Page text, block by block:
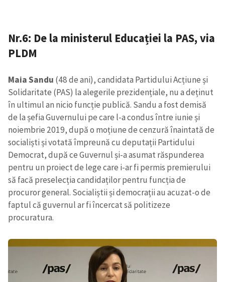
Nr.6: De la ministerul Educației la PAS, via
PLDM
Maia Sandu (48 de ani), candidata Partidului Acțiune și
Solidaritate (PAS) la alegerile prezidențiale, nu a deținut
în ultimul an nicio funcție publică. Sandu a fost demisă
de la șefia Guvernului pe care l-a condus între iunie și
noiembrie 2019, după o moțiune de cenzură înaintată de
socialiști și votată împreună cu deputații Partidului
Democrat, după ce Guvernul și-a asumat răspunderea
pentru un proiect de lege care i-ar fi permis premierului
să facă preselecția candidaților pentru funcția de
procuror general. Socialiștii și democrații au acuzat-o de
faptul că guvernul ar fi încercat să politizeze
procuratura.